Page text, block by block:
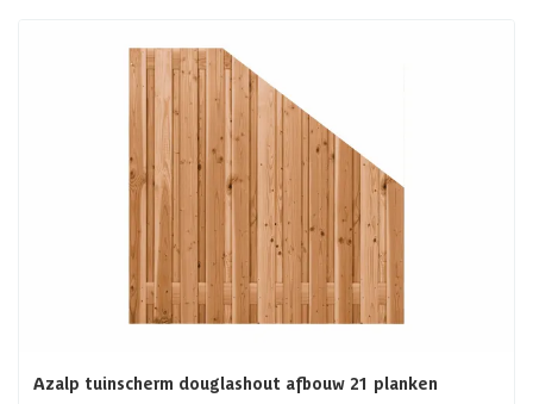
Azalp tuinscherm douglashout afbouw 21 planken